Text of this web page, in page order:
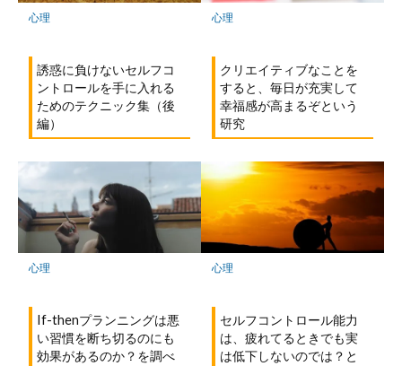
心理
誘惑に負けないセルフコ
ントロールを手に入れる
ためのテクニック集（後
編）
心理
クリエイティブなことを
すると、毎日が充実して
幸福感が高まるぞという
研究
心理
If-thenプランニングは悪
い習慣を断ち切るのにも
効果があるのか？を調べ
心理
セルフコントロール能力
は、疲れてるときでも実
は低下しないのでは？と